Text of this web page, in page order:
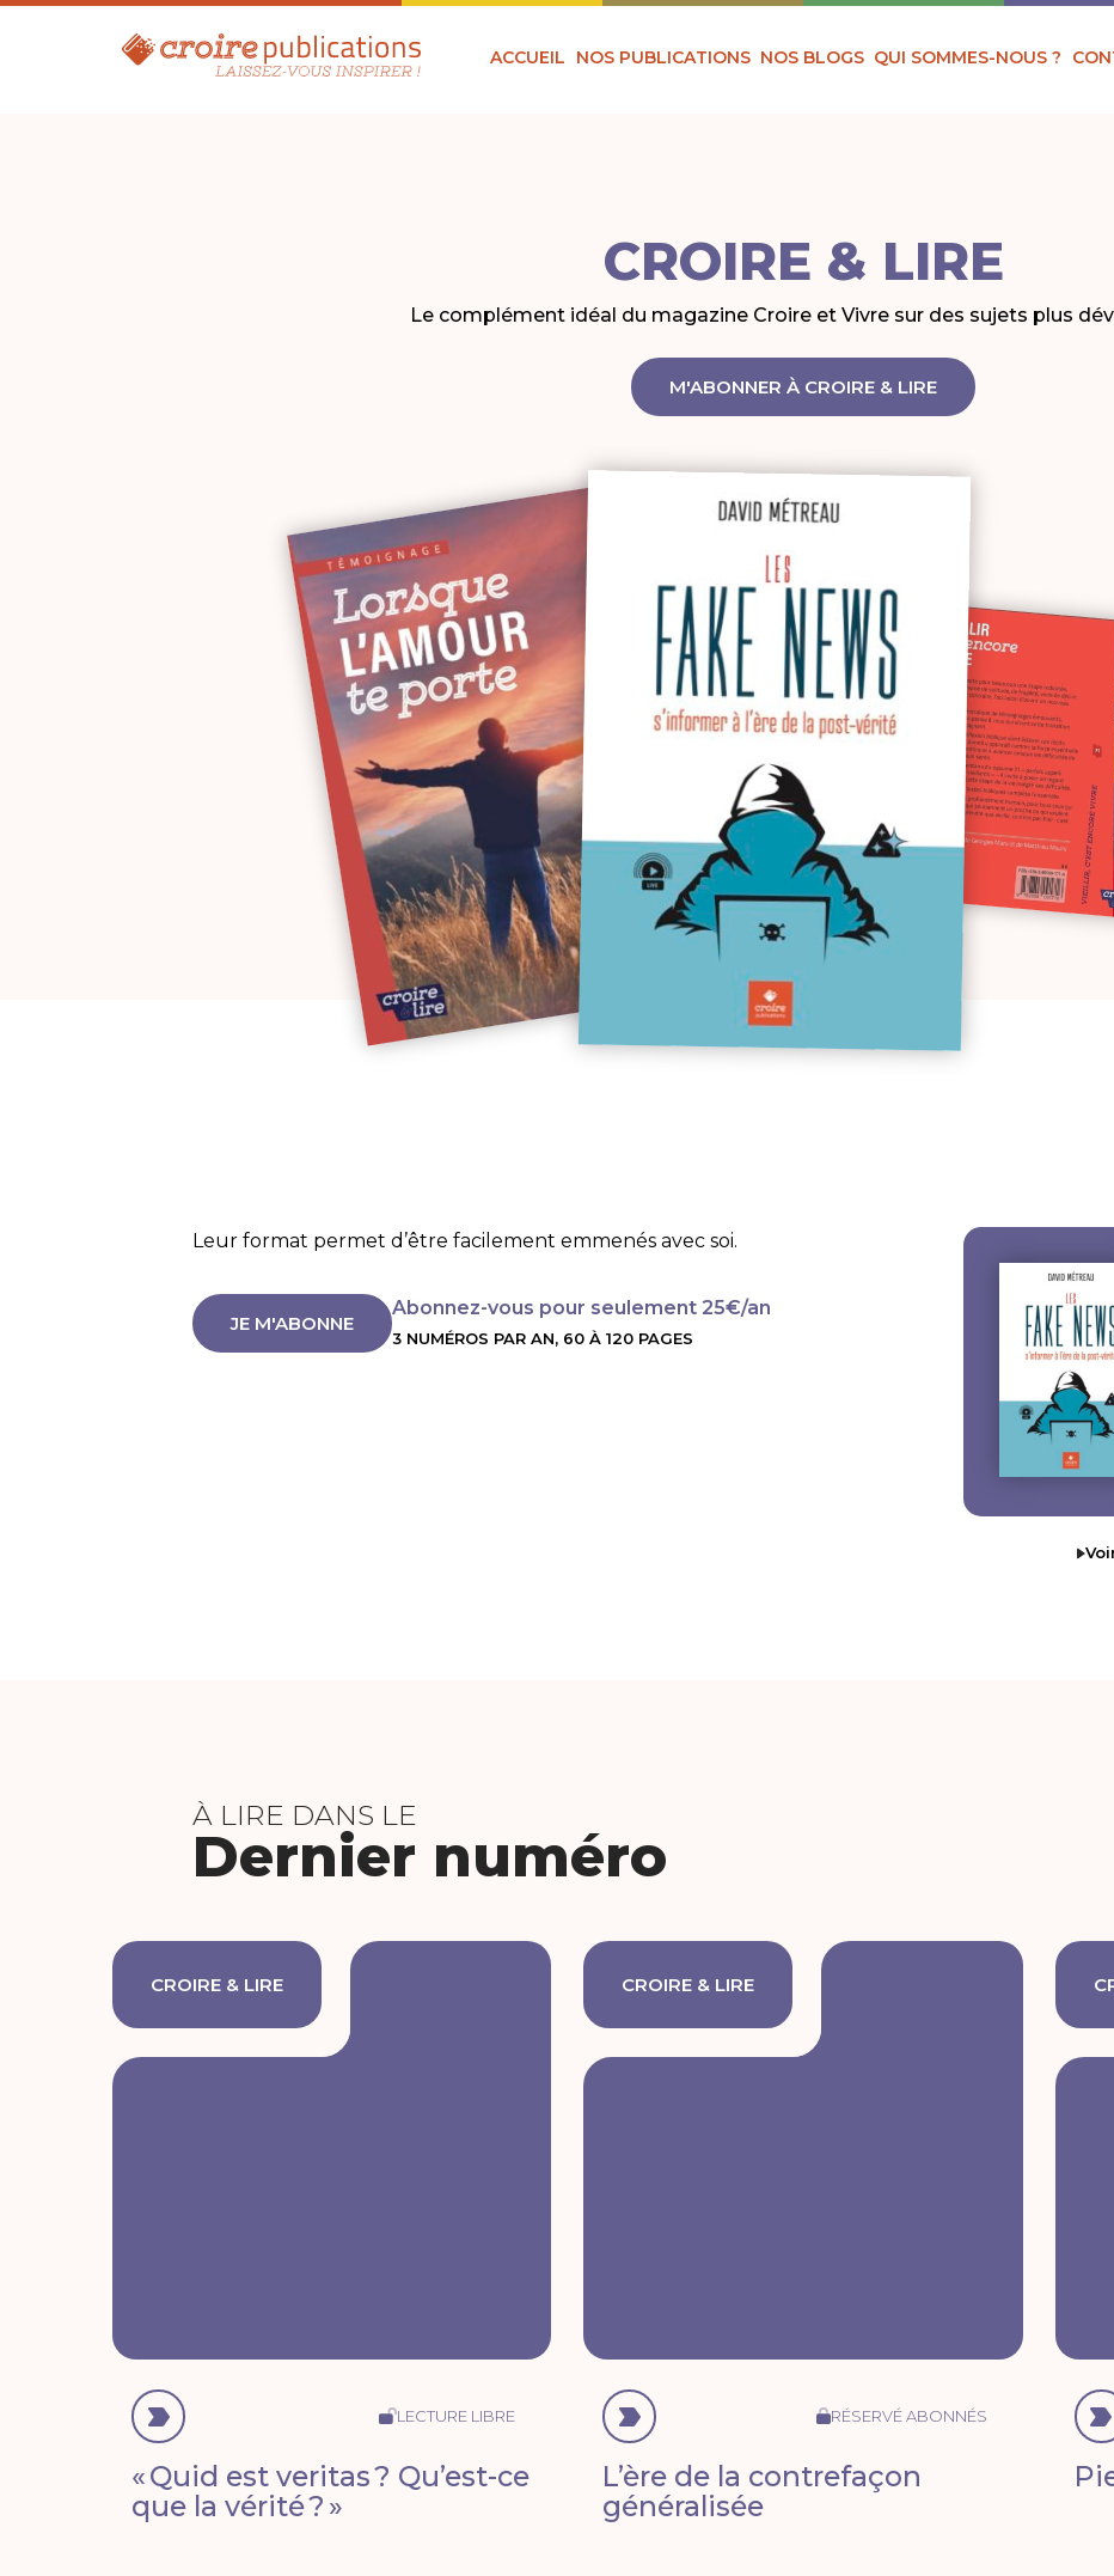
ACCUEIL NOS PUBLICATIONS NOS BLOGS QUI SOMMES-NOUS ?
CROIRE & LIRE
Le complément idéal du magazine Croire et Vivre sur des sujets plus
M'ABONNER À CROIRE & LIRE
Leur format permet d’être facilement emmenés avec soi.
JE M'ABONNE
Abonnez-vous pour seulement 25€/an
3 NUMÉROS PAR AN, 60 À 120 PAGES
À LIRE DANS LE
Dernier numéro
CROIRE & LIRE
LECTURE LIBRE
« Quid est veritas ? Qu’est-ce
que la vérité ? »
CROIRE & LIRE
RÉSERVÉ ABONNÉS
L’ère de la contrefaçon
généralisée